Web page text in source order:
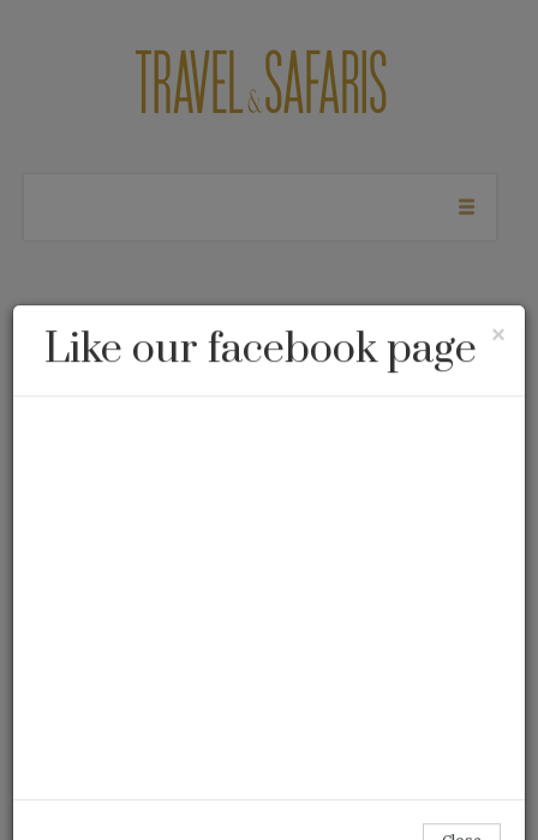
Travel &
×
Like our facebook page